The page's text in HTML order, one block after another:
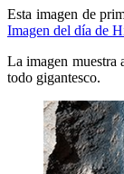
Esta imagen de
Imagen del día de
La imagen muestra
todo gigantesco.